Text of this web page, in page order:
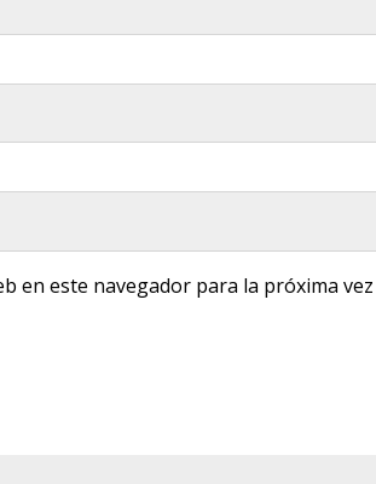
en este navegador para la próxima